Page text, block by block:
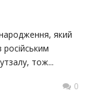
який
російським
тож...
0